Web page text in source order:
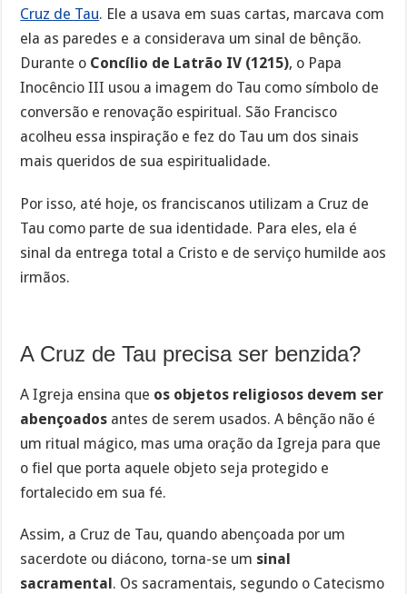
Cruz de Tau. Ele a usava em suas cartas, marcava com
ela as paredes e a considerava um sinal de bênção.
Durante o Concílio de Latrão IV (1215), o Papa
Inocêncio III usou a imagem do Tau como símbolo de
conversão e renovação espiritual. São Francisco
acolheu essa inspiração e fez do Tau um dos sinais
mais queridos de sua espiritualidade.
Por isso, até hoje, os franciscanos utilizam a Cruz de
Tau como parte de sua identidade. Para eles, ela é
sinal da entrega total a Cristo e de serviço humilde aos
irmãos.
A Cruz de Tau precisa ser benzida?
A Igreja ensina que os objetos religiosos devem ser
abençoados antes de serem usados. A bênção não é
um ritual mágico, mas uma oração da Igreja para que
o fiel que porta aquele objeto seja protegido e
fortalecido em sua fé.
Assim, a Cruz de Tau, quando abençoada por um
sacerdote ou diácono, torna-se um sinal
sacramental . Os sacramentais, segundo o Catecismo